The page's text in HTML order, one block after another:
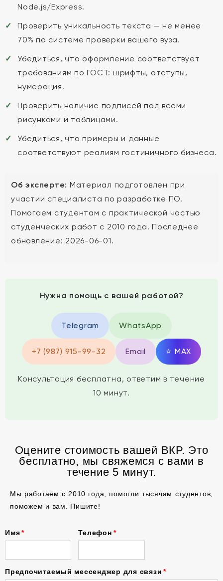
Node.js/Express.
Проверить уникальность текста — не менее
70% по системе проверки вашего вуза.
Убедиться, что оформление соответствует
требованиям по ГОСТ: шрифты, отступы,
нумерация.
Проверить наличие подписей под всеми
рисунками и таблицами.
Убедиться, что примеры и данные
соответствуют реалиям гостиничного бизнеса.
Об эксперте: Материал подготовлен при
участии специалиста по разработке ПО.
Помогаем студентам с практической частью
студенческих работ с 2010 года. Последнее
обновление: 2026-06-01.
Нужна помощь с вашей работой?
Telegram WhatsApp
+7 (987) 915-99-32 Email ⭐ MAX
Консультация бесплатна, ответим в течение
10 минут.
Оцените стоимость вашей ВКР. Это
бесплатно, мы свяжемся с вами в
течение 5 минут.
Мы работаем с 2010 года, помогли тысячам студентов,
поможем и вам. Пишите!
Имя Телефон
Предпочитаемый мессенджер для связи